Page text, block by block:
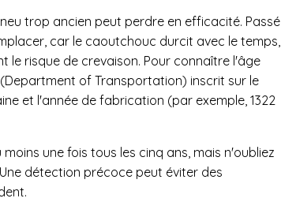
trop ancien peut perdre en efficacité. Passé
car le caoutchouc durcit avec le temps,
le risque de crevaison. Pour connaître l'âge
of Transportation) inscrit sur le
et l'année de fabrication (par exemple, 1322
une fois tous les cinq ans, mais n'oubliez
détection précoce peut éviter des